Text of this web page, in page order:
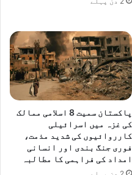
پاکستان سمیت 8 اسلامی ممالک
کی غزہ میں اسرائیلی
کارروائیوں کی شدید مذمت،
فوری جنگ بندی اور انسانی
امداد کی فراہمی کا مطالبہ